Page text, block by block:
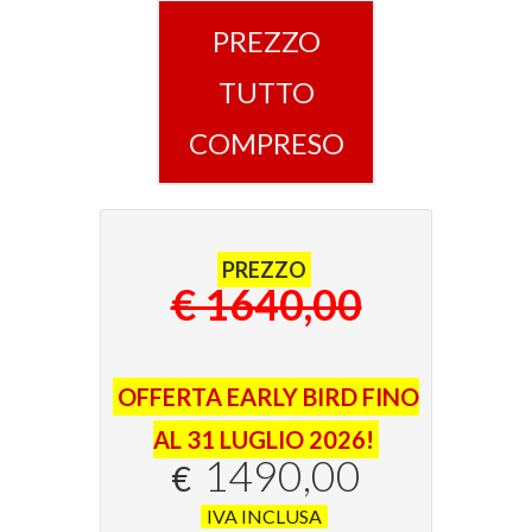
PREZZO
TUTTO
COMPRESO
PREZZO
€ 1640,00
OFFERTA EARLY BIRD FINO
AL 31 LUGLIO 2026!
€1490,00
IVA INCLUSA